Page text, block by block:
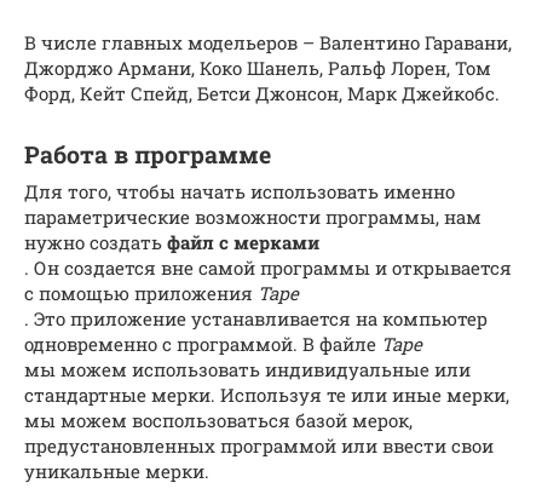
В числе главных модельеров – Валентино Гаравани,
Джорджо Армани, Коко Шанель, Ральф Лорен, Том
Форд, Кейт Спейд, Бетси Джонсон, Марк Джейкобс.
Работа в программе
Для того, чтобы начать использовать именно
параметрические возможности программы, нам
нужно создать файл с мерками
. Он создается вне самой программы и открывается
с помощью приложения Tape
. Это приложение устанавливается на компьютер
одновременно с программой. В файле Tape
мы можем использовать индивидуальные или
стандартные мерки. Используя те или иные мерки,
мы можем воспользоваться базой мерок,
предустановленных программой или ввести свои
уникальные мерки.